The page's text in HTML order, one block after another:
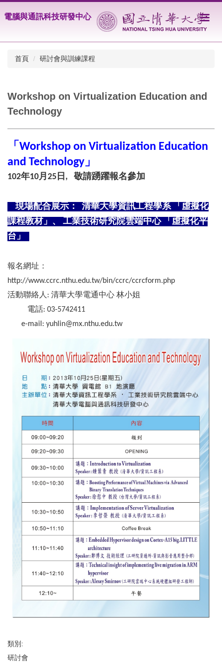
到
電腦與通訊科技研發中心
首頁 研討會與訓練課程
Workshop on Virtualization Education and
Technology
「Workshop on Virtualization Education
and Technology」
102年10月25日, 敬請踴躍報名參加
現場配合展示： 清華大學資訊工程學系 「虛擬化
課程教材」、 工業技術研究院雲端中心 「虛擬化平
台」
報名網址：
http://www.ccrc.nthu.edu.tw/bin/ccrc/ccrcform.php
活動聯絡人: 清華大學電通中心 林小姐
電話: 03-5742411
e-mail: yuhlin@mx.nthu.edu.tw
類別:
研討會